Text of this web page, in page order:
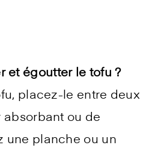
et égoutter le tofu ?
placez-le entre deux
ou de
une planche ou un